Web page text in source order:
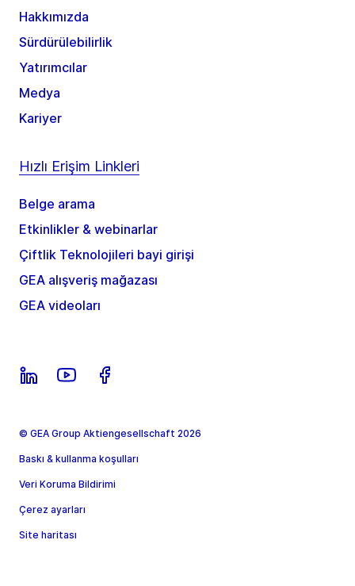
Hakkımızda
Sürdürülebilirlik
Yatırımcılar
Medya
Kariyer
Hızlı Erişim Linkleri
Belge arama
Etkinlikler & webinarlar
Çiftlik Teknolojileri bayi girişi
GEA alışveriş mağazası
GEA videoları
© GEA Group Aktiengesellschaft 2026
Baskı & kullanma koşulları
Veri Koruma Bildirimi
Çerez ayarları
Site haritası